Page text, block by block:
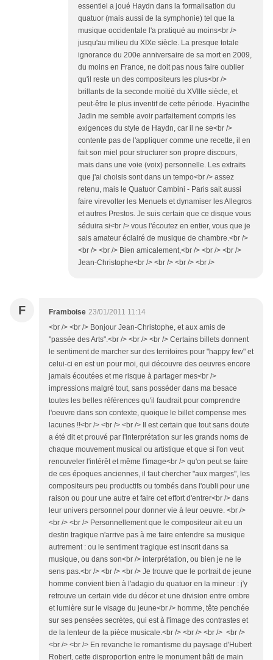
essentiel a joué Haydn dans la formalisation du
quatuor (mais aussi de la symphonie) tel que la
musique occidentale l'a pratiqué au moins<br />
jusqu'au milieu du XIXe siècle. La presque totale
ignorance du 200e anniversaire de sa mort en 2009,
du moins en France, ne doit pas nous faire oublier
qu'il reste un des compositeurs les plus<br />
brillants de la seconde moitié du XVIIIe siècle, et
peut-être le plus inventif de cette période. Hyacinthe
Jadin me semble avoir parfaitement compris les
exigences du style de Haydn, car il ne se<br />
contente pas de l'appliquer comme une recette, il en
fait son miel pour structurer son propre discours,
mais dans une voie (voix) personnelle. Les extraits
que j'ai choisis sont dans un tempo<br /> assez
retenu, mais le Quatuor Cambini - Paris sait aussi
faire virevolter les Menuets et dynamiser les Allegros
et autres Prestos. Je suis certain que ce disque vous
séduira si<br /> vous l'écoutez en entier, vous que je
sais amateur éclairé de musique de chambre.<br />
<br /> <br /> Bien amicalement,<br /> <br /> <br />
Jean-Christophe<br /> <br /> <br /> <br />
F Framboise 23/01/2011 11:14
<br /> <br /> Bonjour Jean-Christophe, et aux amis de
"passée des Arts".<br /> <br /> <br /> Certains billets donnent
le sentiment de marcher sur des territoires pour "happy few" et
celui-ci en est un pour moi, qui découvre des oeuvres encore
jamais écoutées et me risque à partager mes<br />
impressions malgré tout, sans posséder dans ma besace
toutes les belles références qu'il faudrait pour comprendre
l'oeuvre dans son contexte, quoique le billet compense mes
lacunes !!<br /> <br /> <br /> Il est certain que tout sans doute
a été dit et prouvé par l'interprétation sur les grands noms de
chaque mouvement musical ou artistique et que si l'on veut
renouveler l'intérêt et même l'image<br /> qu'on peut se faire
de ces époques anciennes, il faut chercher "aux marges", les
compositeurs peu productifs ou tombés dans l'oubli pour une
raison ou pour une autre et faire cet effort d'entrer<br /> dans
leur univers personnel pour donner vie à leur oeuvre. <br />
<br /> <br /> Personnellement que le compositeur ait eu un
destin tragique n'arrive pas à me faire entendre sa musique
autrement : ou le sentiment tragique est inscrit dans sa
musique, ou dans son<br /> interprétation, ou bien je ne le
sens pas.<br /> <br /> <br /> Je trouve que le portrait de jeune
homme convient bien à l'adagio du quatuor en la mineur : j'y
retrouve un certain vide du décor et une division entre ombre
et lumière sur le visage du jeune<br /> homme, tête penchée
sur ses pensées secrètes, qui est à l'image des contrastes et
de la lenteur de la pièce musicale.<br /> <br /> <br /> <br />
<br /> <br /> En revanche le romantisme du paysage d'Hubert
Robert, cette disproportion entre le monument bâti de main